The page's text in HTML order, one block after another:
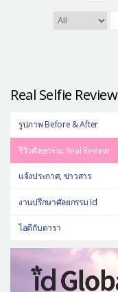
Real Selfie Review
รูปภาพ Before & After
รีวิวศัลยกรรม Real Review
แจ้งประกาศ, ข่าวสาร
งานปรึกษาศัลยกรรม id
ไอดีกับดารา